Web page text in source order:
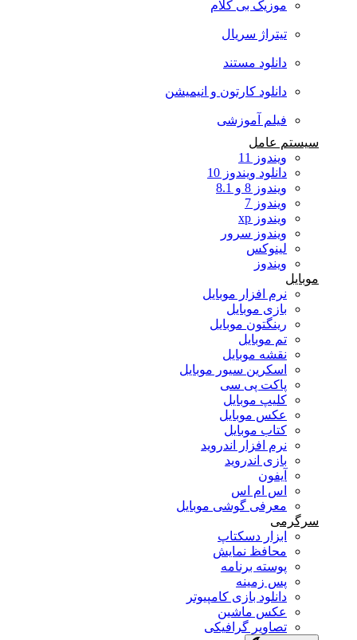
موزیک بی کلام
تیتراژ سریال
دانلود مستند
دانلود کارتون و انیمیشن
فیلم آموزشی
سیستم عامل
ویندوز 11
دانلود ویندوز 10
ویندوز 8 و 8.1
ویندوز 7
ویندوز xp
ویندوز سرور
لینوکس
ویندوز
موبایل
نرم افزار موبایل
بازی موبایل
رینگتون موبایل
تم موبایل
نقشه موبایل
اسکرین سیور موبایل
پاکت پی سی
کلیپ موبایل
عکس موبایل
کتاب موبایل
نرم افزار اندروید
بازی اندروید
آیفون
اس ام اس
معرفی گوشی موبایل
سرگرمی
ابزار دسکتاپ
محافظ نمایش
پوسته برنامه
پس زمینه
دانلود بازی کامپیوتر
عکس ماشین
تصاویر گرافیکی